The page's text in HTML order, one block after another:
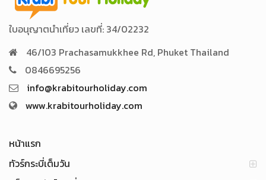
ใบอนุญาตนำเที่ยว เลขที่: 34/02232
46/103 Prachasamukkhee Rd, Phuket Thailand
0846695256
info@krabitourholiday.com
www.krabitourholiday.com
หน้าแรก
ทัวร์กระบี่เต็มวัน